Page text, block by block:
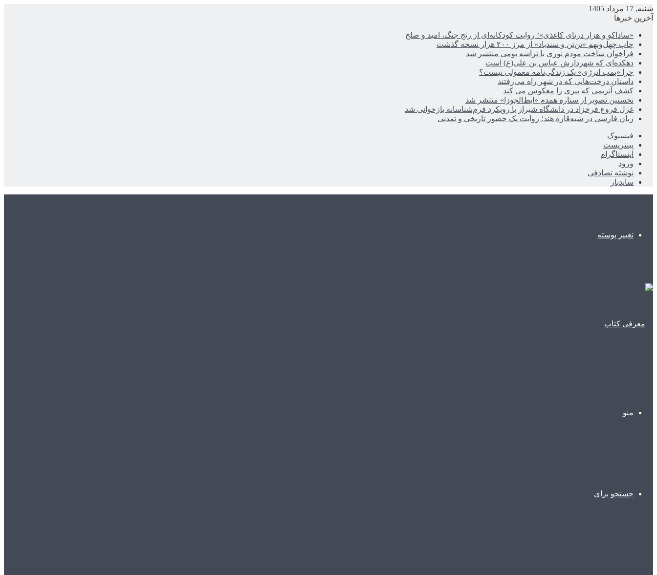
شنبه, 17 مرداد 1405
آخرین خبرها
«ساداکو و هزار درنای کاغذی»؛ روایت کودکانه‌ای از رنج جنگ، امید و صلح
چاپ چهل‌ونهم «تن‌تن و سندباد» از مرز ۲۰۰ هزار نسخه گذشت
فراخوان ساخت مودم نوری با تراشه بومی منتشر شد
دهکده‌ای که شهردارش عباس بن علی(ع) است
چرا «بمب انرژی» یک زندگی‌نامه معمولی نیست؟
داستان درخت‌هایی که در شهر راه می‌رفتند
کشف آنزیمی که پیری را معکوس می کند
نخستین تصویر از ستاره همدم «ابط‌الجوزا» منتشر شد
غزل فروغ فرخزاد در دانشگاه شیراز با رویکرد فرم‌شناسانه بازخوانی شد
زبان فارسی در شبه‌قاره هند؛ روایت یک حضور تاریخی و تمدنی
فیسبوک
پینتریست
اینستاگرام
ورود
نوشته تصادفی
سایدبار
تغییر پوسته
منو
جستجو برای